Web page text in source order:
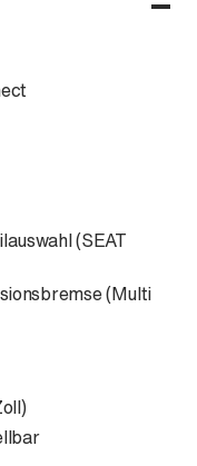
(SEAT
(Multi